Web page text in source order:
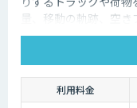
量、移動の軌跡、空
サービスです。
利用料金